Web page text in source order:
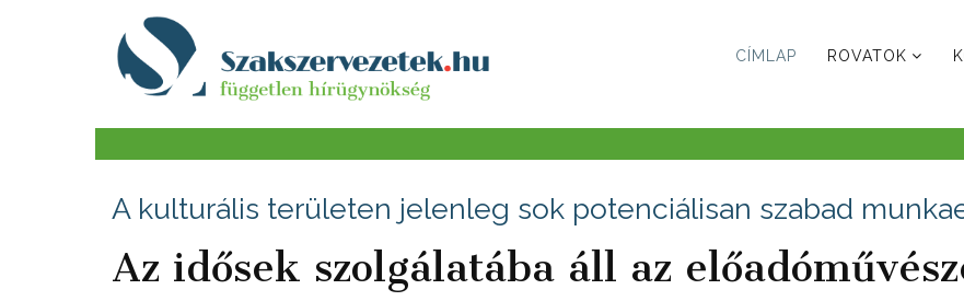
CÍMLAP ROVATOK
A kulturális területen jelenleg sok potenciálisan szabad
Az idősek szolgálatába áll az